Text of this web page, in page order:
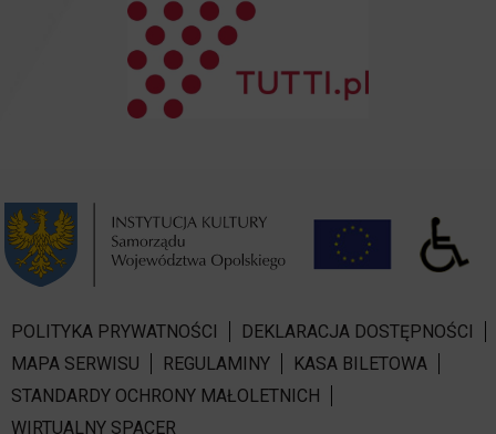
POLITYKA PRYWATNOŚCI
DEKLARACJA DOSTĘPNOŚCI
MAPA SERWISU
REGULAMINY
KASA BILETOWA
STANDARDY OCHRONY MAŁOLETNICH
WIRTUALNY SPACER